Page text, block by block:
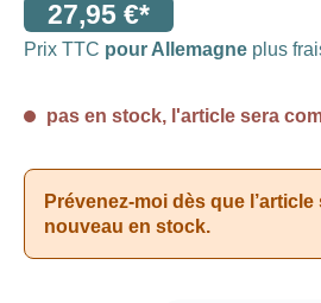
27,95 €*
Prix TTC pour Allemagne plus
pas en stock, l'article sera
Prévenez-moi dès que l’article
nouveau en stock.